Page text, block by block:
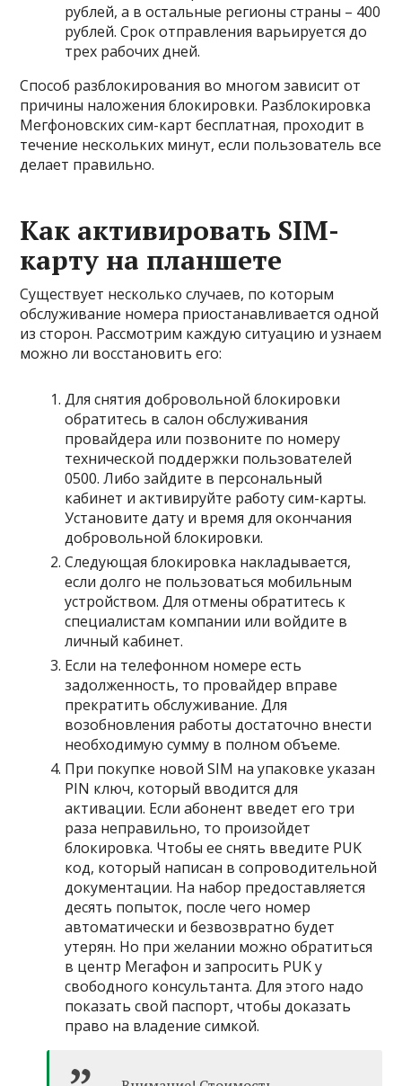
рублей, а в остальные регионы страны – 400
рублей. Срок отправления варьируется до
трех рабочих дней.
Способ разблокирования во многом зависит от
причины наложения блокировки. Разблокировка
Мегфоновских сим-карт бесплатная, проходит в
течение нескольких минут, если пользователь все
делает правильно.
Как активировать SIM-
карту на планшете
Существует несколько случаев, по которым
обслуживание номера приостанавливается одной
из сторон. Рассмотрим каждую ситуацию и узнаем
можно ли восстановить его:
Для снятия добровольной блокировки
обратитесь в салон обслуживания
провайдера или позвоните по номеру
технической поддержки пользователей
0500. Либо зайдите в персональный
кабинет и активируйте работу сим-карты.
Установите дату и время для окончания
добровольной блокировки.
Следующая блокировка накладывается,
если долго не пользоваться мобильным
устройством. Для отмены обратитесь к
специалистам компании или войдите в
личный кабинет.
Если на телефонном номере есть
задолженность, то провайдер вправе
прекратить обслуживание. Для
возобновления работы достаточно внести
необходимую сумму в полном объеме.
При покупке новой SIM на упаковке указан
PIN ключ, который вводится для
активации. Если абонент введет его три
раза неправильно, то произойдет
блокировка. Чтобы ее снять введите PUK
код, который написан в сопроводительной
документации. На набор предоставляется
десять попыток, после чего номер
автоматически и безвозвратно будет
утерян. Но при желании можно обратиться
в центр Мегафон и запросить PUK у
свободного консультанта. Для этого надо
показать свой паспорт, чтобы доказать
право на владение симкой.